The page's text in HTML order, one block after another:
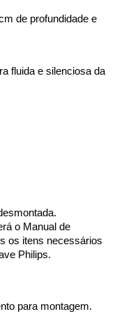
de profundidade e
fluida e silenciosa da
o Manual de
os itens necessários
Philips.